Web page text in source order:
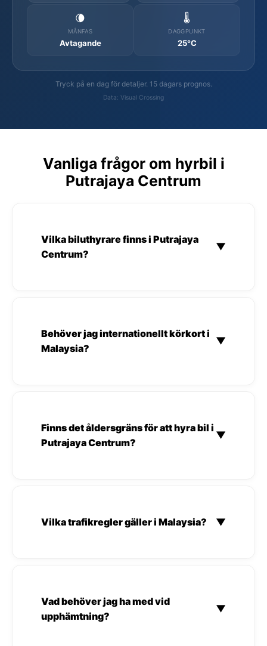
🌘
MÅNFAS
Avtagande
🌡️
DAGGPUNKT
25°C
Tryck på en dag för detaljer. 15 dagars prognos.
Data: Visual Crossing
Vanliga frågor om hyrbil i
Putrajaya Centrum
Vilka biluthyrare finns i Putrajaya
Centrum?
▼
Behöver jag internationellt körkort i
Malaysia?
▼
Finns det åldersgräns för att hyra bil i
Putrajaya Centrum?
▼
Vilka trafikregler gäller i Malaysia? ▼
Vad behöver jag ha med vid
upphämtning?
▼